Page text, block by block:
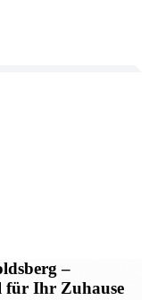
–
für Ihr Zuhause